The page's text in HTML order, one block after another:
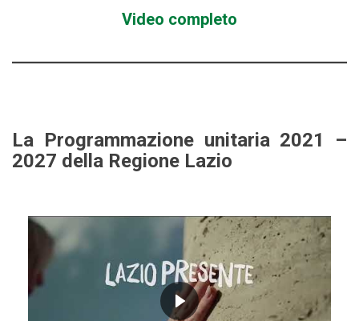
Video completo
La Programmazione unitaria 2021 –
2027 della Regione Lazio